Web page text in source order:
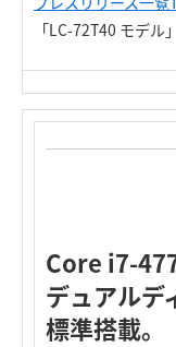
「LC-72T40 モデ
Core i7-
デュアルデ
標準搭載。